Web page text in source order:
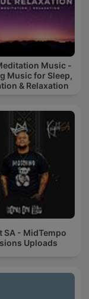
Music -
Music for Sleep,
& Relaxation
SA - MidTempo
Uploads